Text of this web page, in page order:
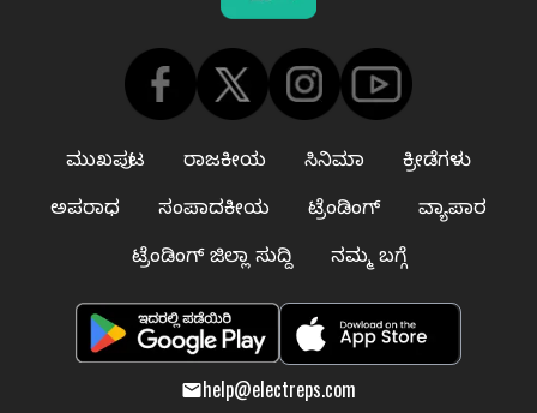
ಮುಖಪುಟ ರಾಜಕೀಯ ಸಿನಿಮಾ
ಕ್ರೀಡೆಗಳು
ಅಪರಾಧ
ಸಂಪಾದಕೀಯ ಟ್ರೆಂಡಿಂಗ್
ವ್ಯಾಪಾರ
ಟ್ರೆಂಡಿಂಗ್ ಜಿಲ್ಲಾ ಸುದ್ದಿ
ನಮ್ಮ ಬಗ್ಗೆ
help@electreps.com